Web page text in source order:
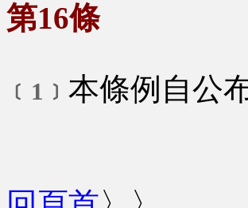
第16條
﹝1﹞ 本條例自公